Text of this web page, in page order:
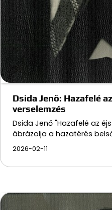
Dsida Jenő: Hazafelé
verselemzés
Dsida Jenő "Hazafelé az
ábrázolja a hazatérés
2026-02-11